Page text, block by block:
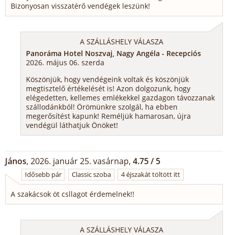
Bizonyosan visszatérő vendégek leszünk!
A SZÁLLÁSHELY VÁLASZA
Panoráma Hotel Noszvaj, Nagy Angéla - Recepciós
2026. május 06. szerda
Köszönjük, hogy vendégeink voltak és köszönjük
megtisztelő értékelését is! Azon dolgozunk, hogy
elégedetten, kellemes emlékekkel gazdagon távozzanak
szállodánkból! Örömünkre szolgál, ha ebben
megerősítést kapunk! Reméljük hamarosan, újra
vendégül láthatjuk Önöket!
János, 2026. január 25. vasárnap, 4.75 / 5
Idősebb pár Classic szoba 4 éjszakát töltött itt
A szakácsok öt csllagot érdemelnek!!
A SZÁLLÁSHELY VÁLASZA